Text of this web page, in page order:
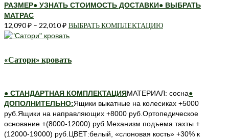
РАЗМЕР● УЗНАТЬ СТОИМОСТЬ ДОСТАВКИ● ВЫБРАТЬ
МАТРАС
12,090₽ – 22,010₽ ВЫБРАТЬ КОМПЛЕКТАЦИЮЭтот
выбрать
на
странице
товара.
«Сатори» кровать
● СТАНДАРТНАЯ КОМПЛЕКТАЦИЯМАТЕРИАЛ: сосна●
ДОПОЛНИТЕЛЬНО:Ящики выкатные на колесиках +5000
руб.Ящики на направляющих +8000 руб.Ортопедическое
основание +(8000-12000) руб.Механизм подъема тахты +
(12000-19000) руб.ЦВЕТ:белый, «слоновая кость» +30% к